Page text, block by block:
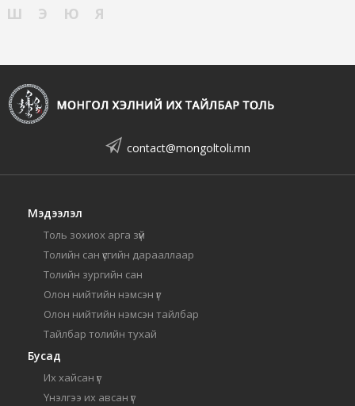
Ш
Э Ю Я
contact@mongoltoli.mn
Мэдээлэл
Толь зохиох арга зүй
Толийн сан үсгийн дарааллаар
Толийн зургийн сан
Олон нийтийн нэмсэн үг
Олон нийтийн нэмсэн тайлбар
Тайлбар толийн тухай
Бусад
Их хайсан үг
Үнэлгээ их авсан үг